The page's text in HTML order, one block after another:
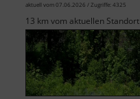
aktuell vom 07.06.2026 / Zugriffe: 4325
13 km vom aktuellen Standort